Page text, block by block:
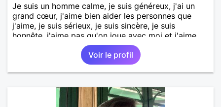
Je suis un homme calme, je suis généreux, j'ai un
grand cœur, j'aime bien aider les personnes que
j'aime, je suis sérieux, je suis sincère, je suis
honnête, j'aime pas qu'on joue avec moi et j'aime
pas les mensonges. Je cherche une relation
amoureuse et sérieuse.Voir le profil